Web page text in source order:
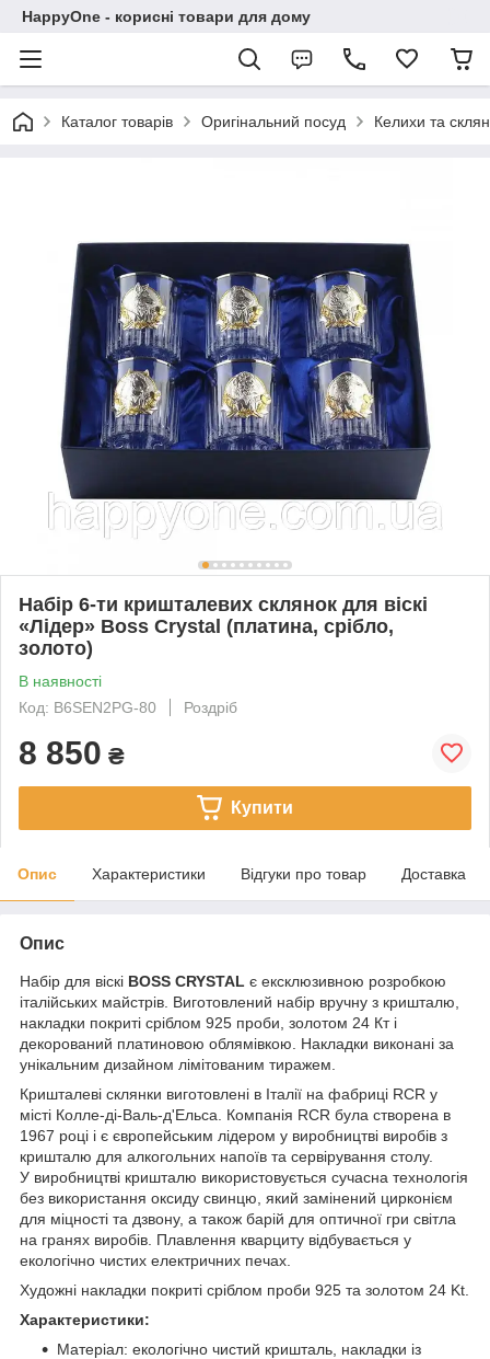
HappyOne - корисні товари для дому
Каталог товарів Оригінальний посуд Келихи та
Набір 6-ти кришталевих склянок для віскі
«Лідер» Boss Crystal (платина, срібло,
золото)
В наявності
Код: B6SEN2PG-80
Роздріб
8 850 ₴
Купити
Опис Характеристики Відгуки про товар Доставка
Опис
Набір для віскі BOSS CRYSTAL є ексклюзивною розробкою
італійських майстрів. Виготовлений набір вручну з кришталю,
накладки покриті сріблом 925 проби, золотом 24 Кт і
декорований платиновою облямівкою. Накладки виконані за
унікальним дизайном лімітованим тиражем.
Кришталеві склянки виготовлені в Італії на фабриці RCR у
місті Колле-ді-Валь-д'Ельса. Компанія RCR була створена в
1967 році і є європейським лідером у виробництві виробів з
кришталю для алкогольних напоїв та сервірування столу.
У виробництві кришталю використовується сучасна технологія
без використання оксиду свинцю, який замінений цирконієм
для міцності та дзвону, а також барій для оптичної гри світла
на гранях виробів. Плавлення кварциту відбувається у
екологічно чистих електричних печах.
Художні накладки покриті сріблом проби 925 та золотом 24 Kt.
Характеристики:
Матеріал: екологічно чистий кришталь, накладки із